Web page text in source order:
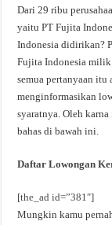
Dari 29 ribu
yaitu PT Fujita
Indonesia didirikan?
Fujita Indonesia milik
semua pertanyaan
menginformasikan
syaratnya. Oleh
bahas di bawah ini.
Daftar Lowongan
[the_ad id=”381″]
Mungkin kamu